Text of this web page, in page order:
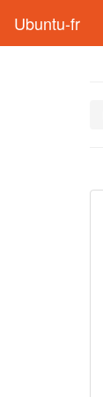
Ubuntu-fr